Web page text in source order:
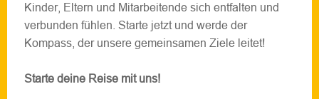
Kinder, Eltern und Mitarbeitende sich entfalten und
verbunden fühlen. Starte jetzt und werde der
Kompass, der unsere gemeinsamen Ziele leitet!
Starte deine Reise mit uns!